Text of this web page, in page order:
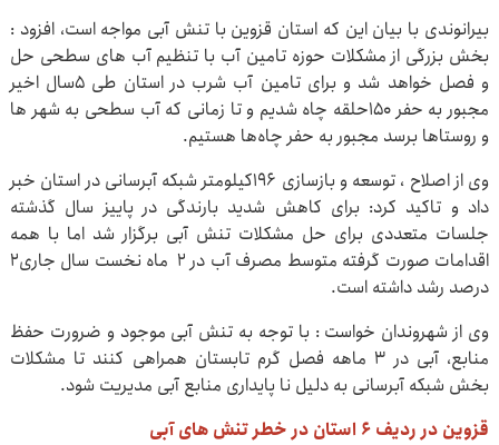
بیرانوندی با بیان این که استان قزوین با تنش آبی مواجه است، افزود :
بخش بزرگی از مشکلات حوزه تامین آب با تنظیم آب های سطحی حل
و فصل خواهد شد و برای تامین آب شرب در استان طی ۵سال اخیر
مجبور به حفر ۱۵۰حلقه چاه شدیم و تا زمانی که آب سطحی به شهر ها
و روستاها برسد مجبور به حفر چاه‌ها هستیم.
وی از اصلاح ، توسعه و بازسازی ۱۹۶کیلومتر شبکه آبرسانی در استان خبر
داد و تاکید کرد: برای کاهش شدید بارندگی در پاییز سال گذشته
جلسات متعددی برای حل مشکلات تنش آبی برگزار شد اما با همه
اقدامات صورت گرفته متوسط مصرف آب در 2 ماه نخست سال جاری2
درصد رشد داشته است.
وی از شهروندان خواست : با توجه به تنش آبی موجود و ضرورت حفظ
منابع، آبی در 3 ماهه فصل گرم تابستان همراهی کنند تا مشکلات
بخش شبکه آبرسانی به دلیل نا پایداری منابع آبی مدیریت شود.
قزوین در ردیف 6 استان در خطر تنش های آبی